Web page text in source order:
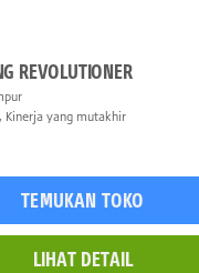
REVOLUTIONER
Kinerja yang mutakhir
TEMUKAN TOKO
LIHAT DETAIL